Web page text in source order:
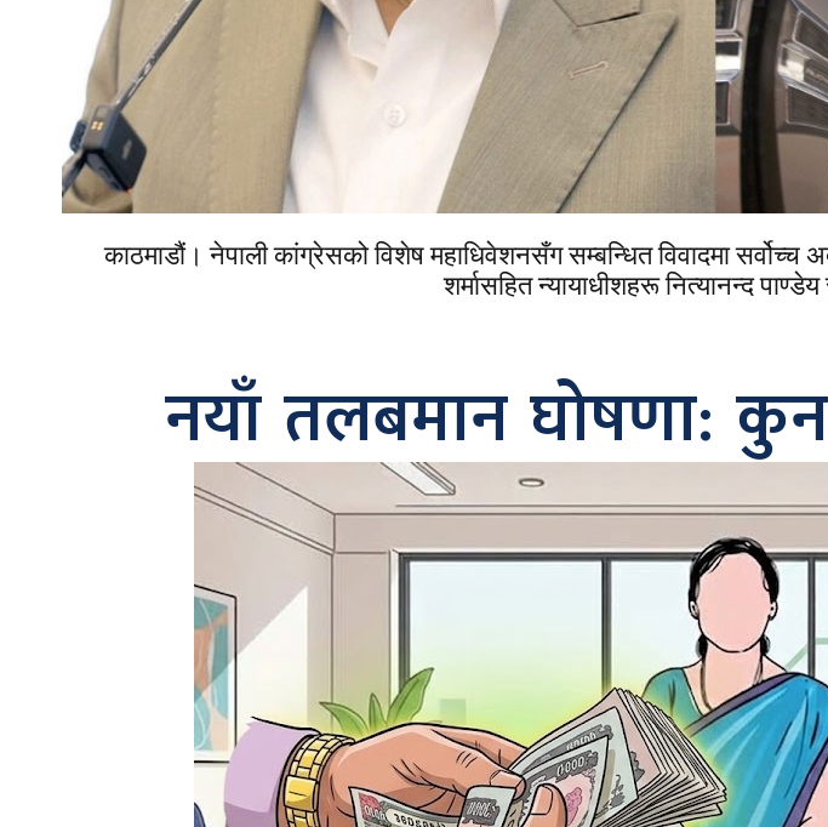
काठमाडौं। नेपाली कांग्रेसको विशेष महाधिवेशनसँग सम्बन्धित विवादमा
शर्मासहित न्यायाधीशहरू नित्यानन्द
नयाँ तलबमान घोषणा: